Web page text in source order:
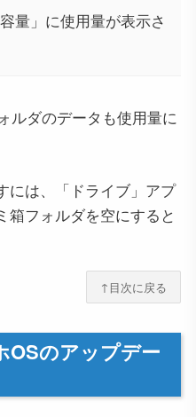
量」に使用量が表示さ
ルダのデータも使用量に
には、「ドライブ」アプ
フォルダを空にすると
↑目次に戻る
OSのアップデー